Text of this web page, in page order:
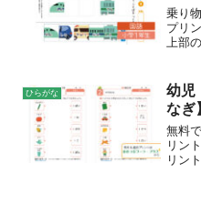
乗り
プリ
上部
ひらがな
幼児
なぎ
無料
リン
リン